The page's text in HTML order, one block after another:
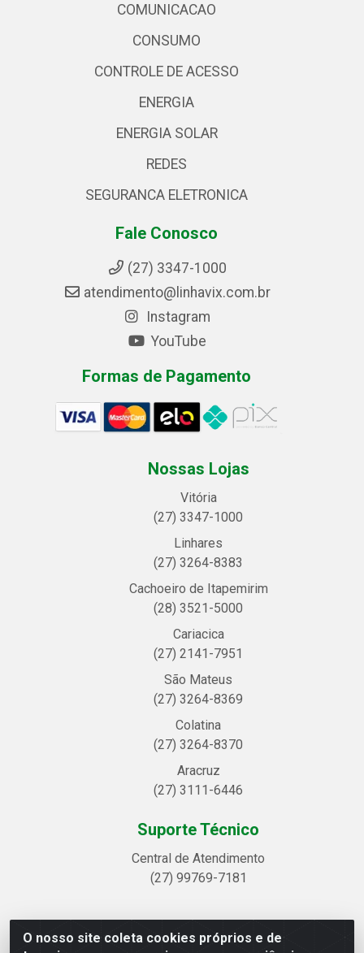
O nosso site coleta cookies próprios e de
COMUNICACAO
CONSUMO
CONTROLE DE ACESSO
ENERGIA
ENERGIA SOLAR
REDES
SEGURANCA ELETRONICA
Fale Conosco
(27) 3347-1000
atendimento@linhavix.com.br
Instagram
YouTube
Formas de Pagamento
Nossas Lojas
Vitória
(27) 3347-1000
Linhares
(27) 3264-8383
Cachoeiro de Itapemirim
(28) 3521-5000
Cariacica
(27) 2141-7951
São Mateus
(27) 3264-8369
Colatina
(27) 3264-8370
Aracruz
(27) 3111-6446
Suporte Técnico
Central de Atendimento
(27) 99769-7181
Linhavix Distribuidora LTDA - Avenida Alegre, 2521 -